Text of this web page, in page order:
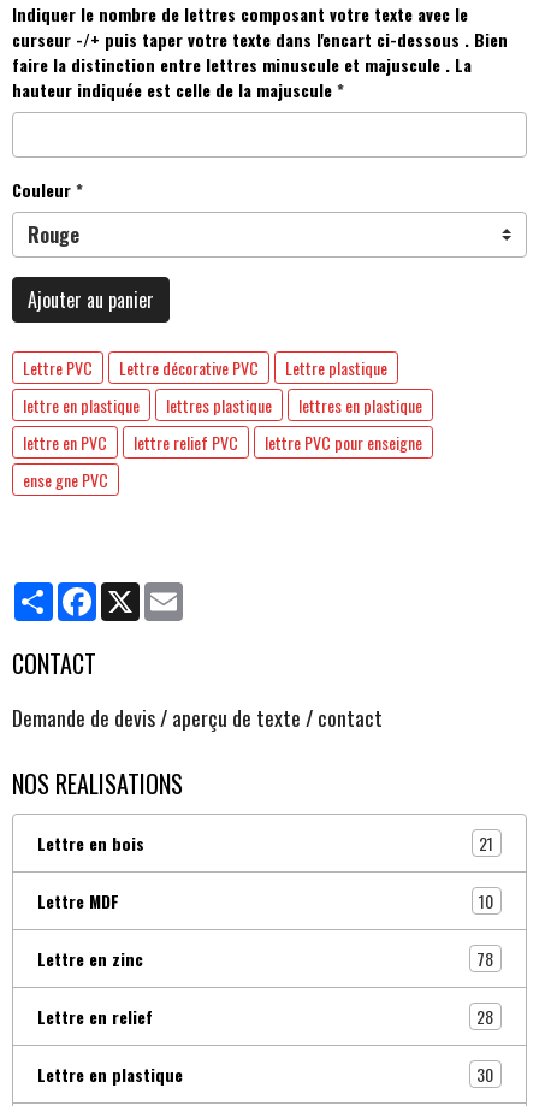
Indiquer le nombre de lettres composant votre texte avec le
curseur -/+ puis taper votre texte dans l'encart ci-dessous . Bien
faire la distinction entre lettres minuscule et majuscule . La
hauteur indiquée est celle de la majuscule
Couleur
Ajouter au panier
Lettre PVC Lettre décorative PVC
Lettre plastique
lettre en plastique
lettres plastique
lettres en plastique
lettre en PVC
lettre relief PVC
lettre PVC pour enseigne
ense gne PVC
PartagerFacebook
X
CONTACT
Demande de devis / aperçu de texte / contact
NOS REALISATIONS
Lettre en bois 21
Lettre MDF 10
Lettre en zinc 78
Lettre en relief 28
Lettre en plastique 30